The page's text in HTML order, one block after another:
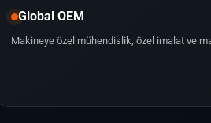
Global OEM
Makineye özel mühendislik, özel imalat ve